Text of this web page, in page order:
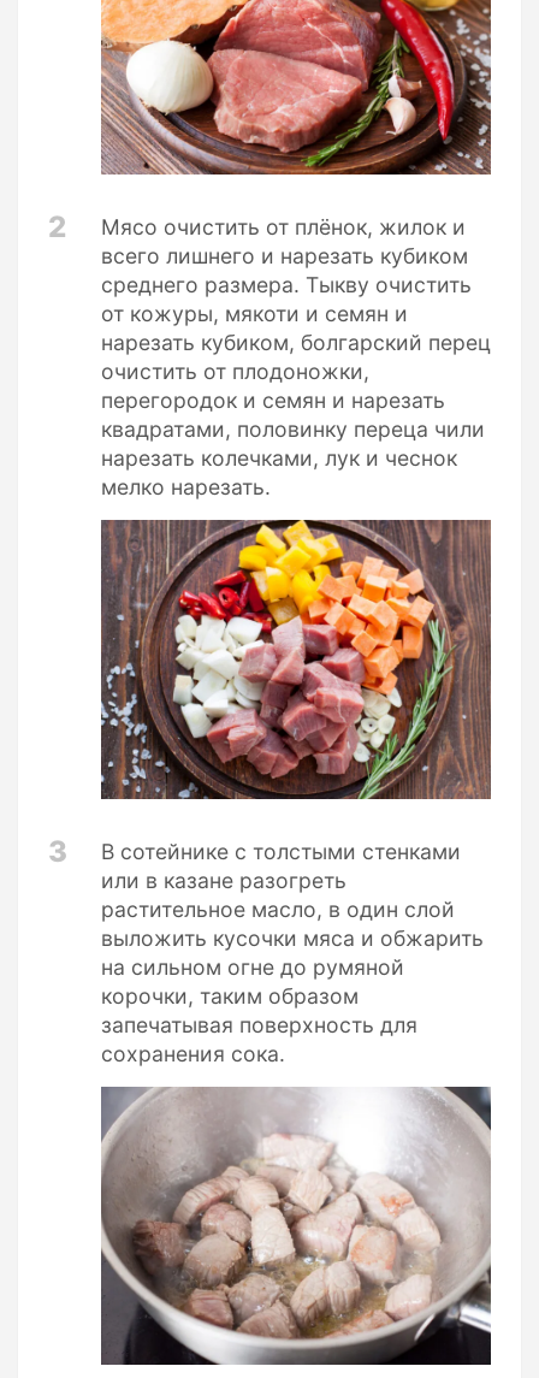
2
Мясо очистить от плёнок, жилок и
всего лишнего и нарезать кубиком
среднего размера. Тыкву очистить
от кожуры, мякоти и семян и
нарезать кубиком, болгарский перец
очистить от плодоножки,
перегородок и семян и нарезать
квадратами, половинку переца чили
нарезать колечками, лук и чеснок
мелко нарезать.
3
В сотейнике с толстыми стенками
или в казане разогреть
растительное масло, в один слой
выложить кусочки мяса и обжарить
на сильном огне до румяной
корочки, таким образом
запечатывая поверхность для
сохранения сока.